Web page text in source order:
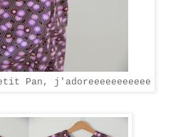
Pan, j'adoreeeeeeeeeee